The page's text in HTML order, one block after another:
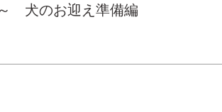
犬のお迎え準備編